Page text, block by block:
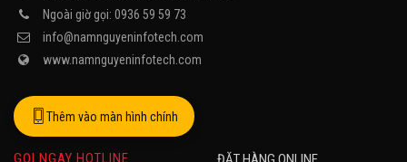
Ngoài giờ gọi: 0936 59 59 73
info@namnguyeninfotech.com
www.namnguyeninfotech.com
Thêm vào màn hình chính
GỌI NGAY HOTLINE